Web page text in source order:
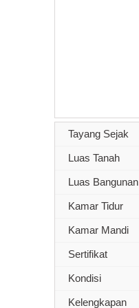
Tayang Sejak
Luas Tanah
Luas Bangunan
Kamar Tidur
Kamar Mandi
Sertifikat
Kondisi
Kelengkapan